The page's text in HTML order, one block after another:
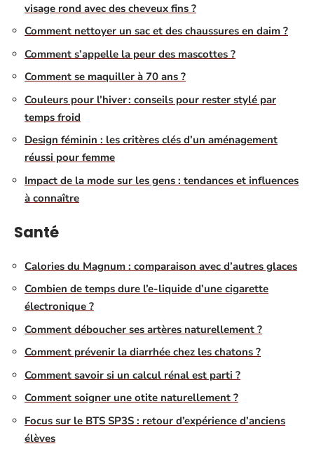
visage rond avec des cheveux fins ?
Comment nettoyer un sac et des chaussures en daim ?
Comment s’appelle la peur des mascottes ?
Comment se maquiller à 70 ans ?
Couleurs pour l’hiver : conseils pour rester stylé par
temps froid
Design féminin : les critères clés d’un aménagement
réussi pour femme
Impact de la mode sur les gens : tendances et influences
à connaître
Santé
Calories du Magnum : comparaison avec d’autres glaces
Combien de temps dure l’e-liquide d’une cigarette
électronique ?
Comment déboucher ses artères naturellement ?
Comment prévenir la diarrhée chez les chatons ?
Comment savoir si un calcul rénal est parti ?
Comment soigner une otite naturellement ?
Focus sur le BTS SP3S : retour d’expérience d’anciens
élèves